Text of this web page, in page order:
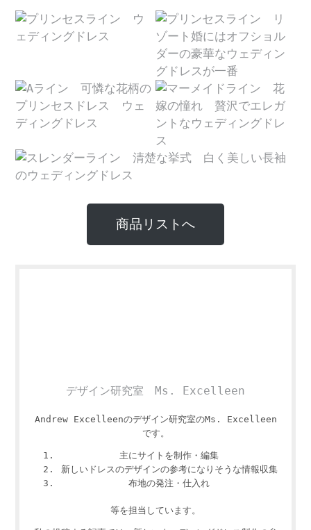
商品リストへ
デザイン研究室 Ms. Excelleen
Andrew Excelleenのデザイン研究室のMs. Excelleen
です。
主にサイトを制作・編集
新しいドレスのデザインの参考になりそうな情報収集
布地の発注・仕入れ
等を担当しています。